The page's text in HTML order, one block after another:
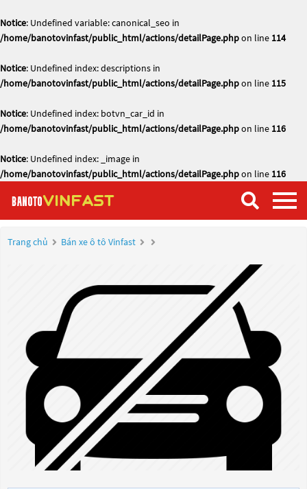
Notice: Undefined variable: canonical_seo in
/home/banotovinfast/public_html/actions/detailPage.phpon line 114
Notice: Undefined index: descriptions in
/home/banotovinfast/public_html/actions/detailPage.phpon line 115
Notice: Undefined index: botvn_car_id in
/home/banotovinfast/public_html/actions/detailPage.phpon line 116
Notice: Undefined index: _image in
/home/banotovinfast/public_html/actions/detailPage.phpon line 116
Trang chủ Bán xe ô tô Vinfast